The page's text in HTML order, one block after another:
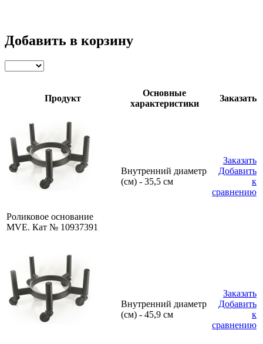
Добавить в корзину
Продукт
Основные
характеристики
Заказать
Роликовое основание
MVE. Кат № 10937391
Внутренний диаметр
(см) - 35,5 см
Заказать
Добавить
к
сравнению
Внутренний диаметр
(см) - 45,9 см
Заказать
Добавить
к
сравнению